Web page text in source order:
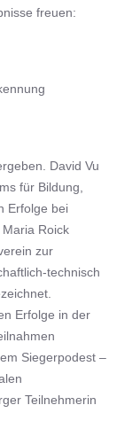
freuen:
David Vu
für Bildung,
Erfolge bei
Roick
zur
technisch
Erfolge in der
Siegerpodest –
Teilnehmerin